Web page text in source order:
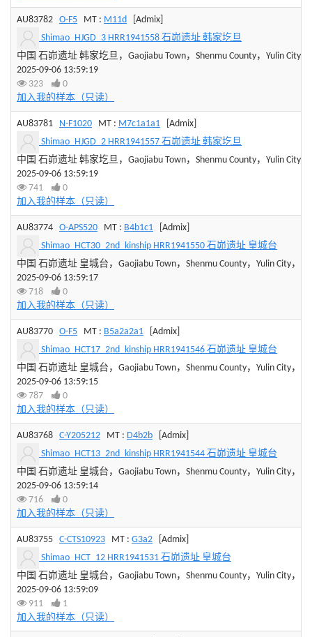
AU83782 O-F5 MT : M11d [Admix]
Shimao_HJGD_3 HRR1941558 石峁遗址 韩家圪旦
中国 石峁遗址 韩家圪旦，Gaojiabu Town，Shenmu County，Yulin City，
2025-09-06 13:59:19
323
0
加入我的样本（只读）
AU83781 N-F1020 MT : M7c1a1a1 [Admix]
Shimao_HJGD_2 HRR1941557 石峁遗址 韩家圪旦
中国 石峁遗址 韩家圪旦，Gaojiabu Town，Shenmu County，Yulin City，
2025-09-06 13:59:19
741
0
加入我的样本（只读）
AU83774 O-APS520 MT : B4b1c1 [Admix]
Shimao_HCT30_2nd_kinship HRR1941550 石峁遗址 皇城台
中国 石峁遗址 皇城台，Gaojiabu Town，Shenmu County，Yulin City，
2025-09-06 13:59:17
718
0
加入我的样本（只读）
AU83770 O-F5 MT : B5a2a2a1 [Admix]
Shimao_HCT17_2nd_kinship HRR1941546 石峁遗址 皇城台
中国 石峁遗址 皇城台，Gaojiabu Town，Shenmu County，Yulin City，
2025-09-06 13:59:15
787
0
加入我的样本（只读）
AU83768 C-Y205212 MT : D4b2b [Admix]
Shimao_HCT13_2nd_kinship HRR1941544 石峁遗址 皇城台
中国 石峁遗址 皇城台，Gaojiabu Town，Shenmu County，Yulin City，
2025-09-06 13:59:14
716
0
加入我的样本（只读）
AU83755 C-CTS10923 MT : G3a2 [Admix]
Shimao_HCT_12 HRR1941531 石峁遗址 皇城台
中国 石峁遗址 皇城台，Gaojiabu Town，Shenmu County，Yulin City，
2025-09-06 13:59:09
911
1
加入我的样本（只读）